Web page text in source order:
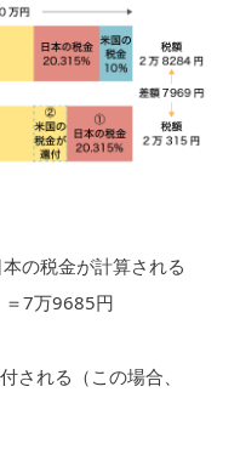
の税金が計算される
7万9685円
れる（この場合、